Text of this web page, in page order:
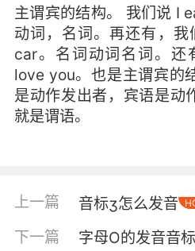
主谓宾的结构。 我们说 I
动词，名词。再还有，
car。名词动词名词。还
love you。也是主谓宾的
是动作发出者，宾语是动
就是谓语。
上一篇 音标ʒ怎么发音
下一篇 字母O的发音音标